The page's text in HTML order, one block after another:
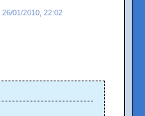
26/01/2010, 22:02